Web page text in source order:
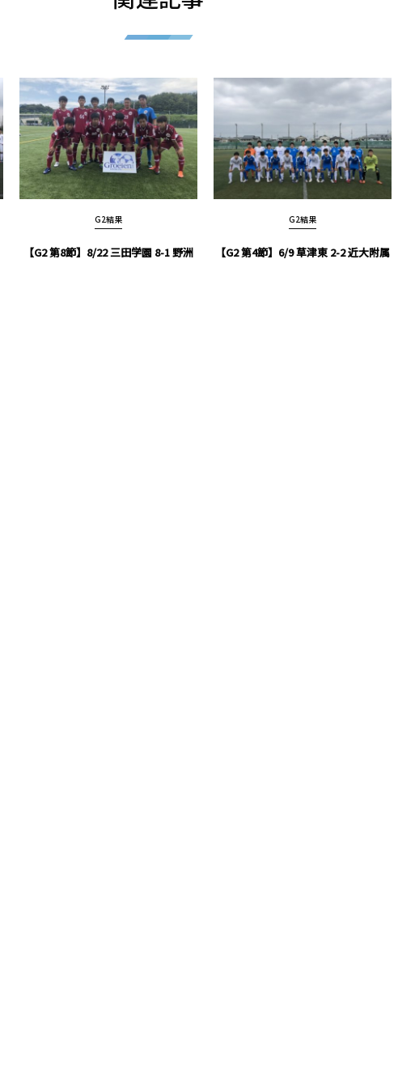
G2結果
【G2 第8節】8/22 三田学園 8-1 野洲
G2結果
【G2 第4節】6/9 草津東 2-2 近大附属